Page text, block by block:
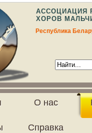
АССОЦИАЦИЯ
ХОРОВ
Республика
О нас
Справка